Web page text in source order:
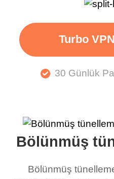
Turbo
30 Günlük
Bölünmüş
Bölünmüş